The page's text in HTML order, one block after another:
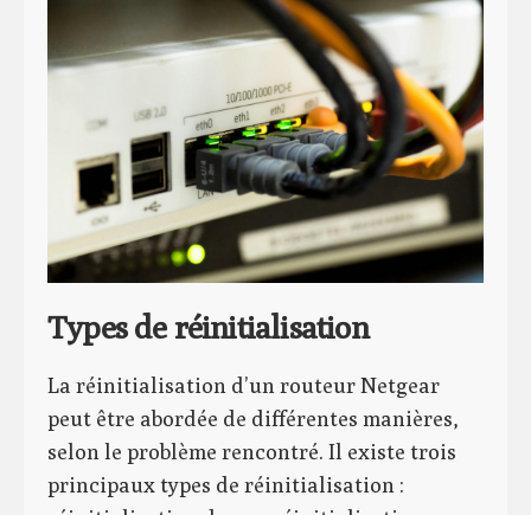
Types de réinitialisation
La réinitialisation d’un routeur Netgear
peut être abordée de différentes manières,
selon le problème rencontré. Il existe trois
principaux types de réinitialisation :